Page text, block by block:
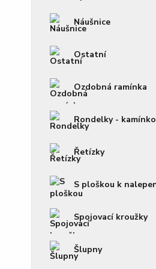
Náušnice
Ostatní
Ozdobná ramínka
Rondelky -
Řetízky
S ploškou k
Spojovací kroužky
Šlupny